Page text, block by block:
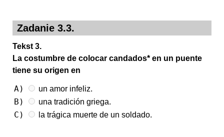
Zadanie 3.3.
Tekst 3.
La costumbre de colocar candados* en un puente
tiene su origen en
A) un amor infeliz.
B) una tradición griega.
C) la trágica muerte de un soldado.